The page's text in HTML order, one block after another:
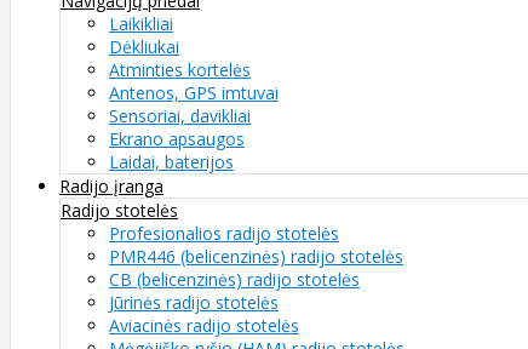
Laikikliai
Dėkliukai
Atminties kortelės
Antenos, GPS imtuvai
Sensoriai, davikliai
Ekrano apsaugos
Laidai, baterijos
Radijo įranga
Radijo stotelės
Profesionalios radijo stotelės
PMR446 (belicenzinės) radijo stotelės
CB (belicenzinės) radijo stotelės
Jūrinės radijo stotelės
Aviacinės radijo stotelės